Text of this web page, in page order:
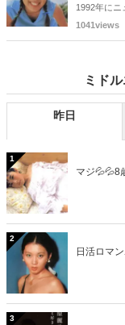
1992年にニ
ていた古川
1041views
ミド
昨日
1
マジ💦💦8
2
日活ロマ
3